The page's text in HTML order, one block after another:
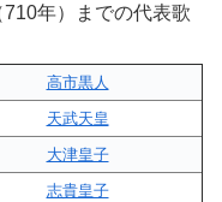
年）までの代表歌
高市黒人
天武天皇
大津皇子
志貴皇子